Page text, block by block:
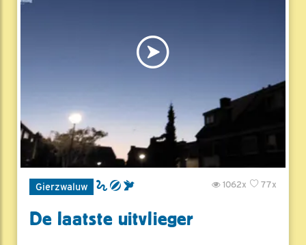
Gierzwaluw 77x
1062x
De laatste uitvlieger